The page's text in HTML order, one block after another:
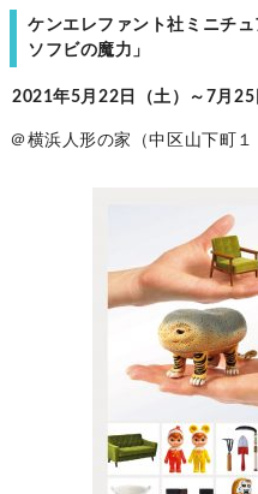
ケンエレファント社ミニチ
ソフビの魔力」
2021年5月22日（土）～7月
＠横浜人形の家（中区山下町１